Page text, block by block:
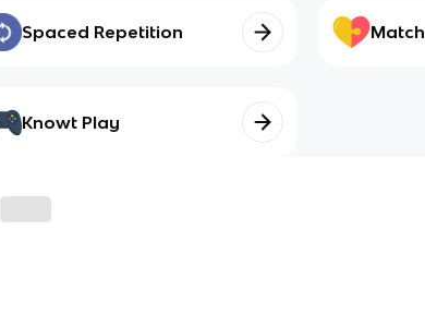
Spaced Repetition Match
Knowt Play